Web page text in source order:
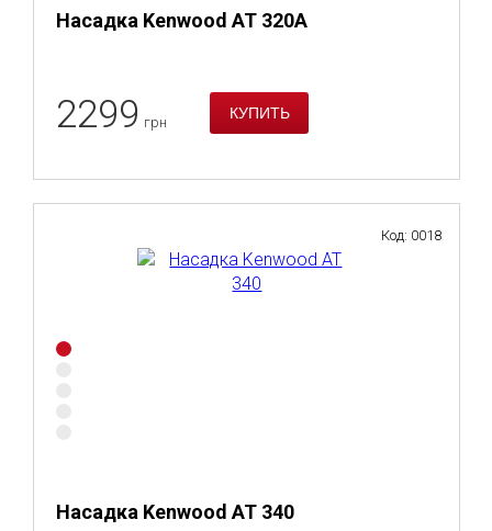
Насадка Kenwood AT 320A
2299 грн
Насадка Kenwood AT 340
Код: 0018